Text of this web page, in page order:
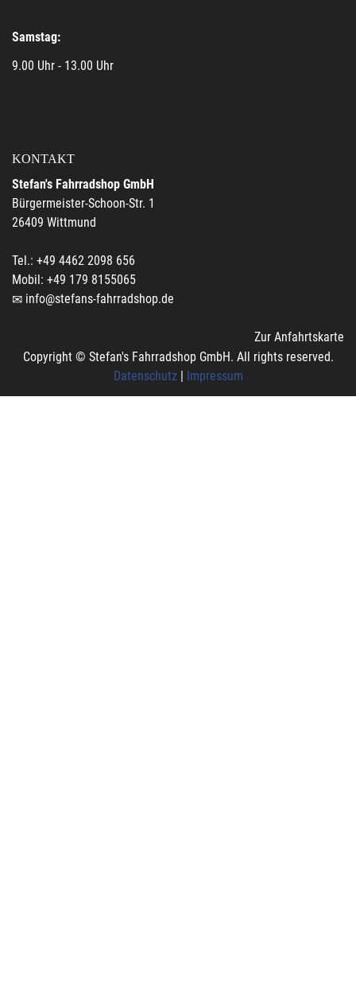
Samstag:
9.00 Uhr - 13.00 Uhr
KONTAKT
Stefan's Fahrradshop GmbH
Bürgermeister-Schoon-Str. 1
26409 Wittmund
Tel.: +49 4462 2098 656
Mobil: +49 179 8155065
info@stefans-fahrradshop.de
Zur Anfahrtskarte
Copyright © Stefan's Fahrradshop GmbH. All rights reserved.
Datenschutz| Impressum